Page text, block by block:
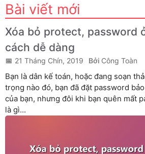
Bài viết mới
Xóa bỏ protect, password
cách dễ dàng
21 Tháng Chín, 2019 Công Toàn
Bạn là dân kế toán, hoặc đang soạn
trọng nào đó, bạn đã đặt password
của bạn, nhưng đôi khi bạn quên mất
là gì...